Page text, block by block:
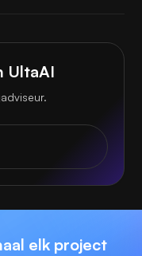
UltaAI
elk project